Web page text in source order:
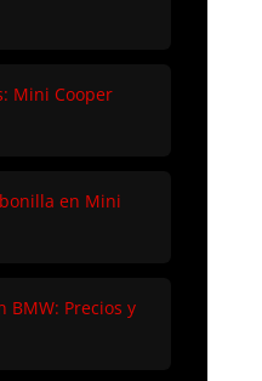
Mini Cooper
en Mini
BMW: Precios y